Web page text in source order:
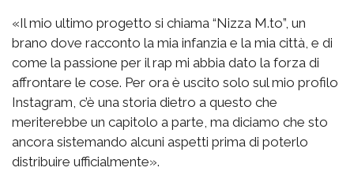
«Il mio ultimo progetto si chiama “Nizza M.to”, un
brano dove racconto la mia infanzia e la mia città, e di
come la passione per il rap mi abbia dato la forza di
affrontare le cose. Per ora è uscito solo sul mio profilo
Instagram, c’è una storia dietro a questo che
meriterebbe un capitolo a parte, ma diciamo che sto
ancora sistemando alcuni aspetti prima di poterlo
distribuire ufficialmente».